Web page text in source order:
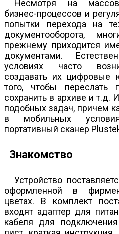
Несмотря на
бизнес-процессов и
попытки перехода на
документооборота,
прежнему приходится
документами.
условиях часто
создавать их цифровые
того, чтобы переслать
сохранить в архиве и
подобных задач, причем
в мобильных
портативный сканер
Знакомство
Устройство
оформленной в
цветах. В комплект
входят адаптер для
кабеля для